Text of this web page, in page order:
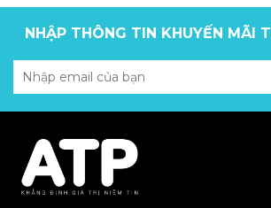
NHẬP THÔNG TIN KHUYẾN MÃI